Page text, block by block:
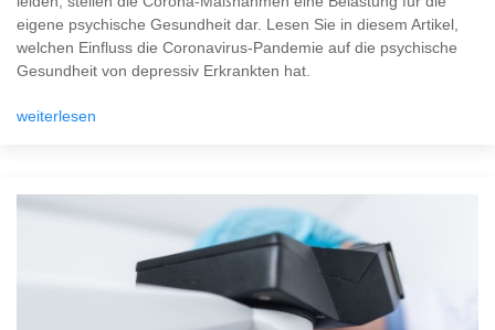
eigene psychische Gesundheit dar. Lesen Sie in diesem Artikel,
welchen Einfluss die Coronavirus-Pandemie auf die psychische
Gesundheit von depressiv Erkrankten hat.
weiterlesen